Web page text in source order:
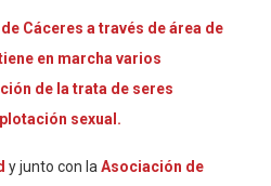
Cáceres a través de área de
en marcha varios
de la trata de seres
sexual.
y junto con laAsociación de